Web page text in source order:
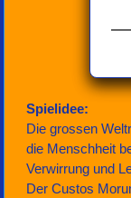
Spielidee:
Die grossen
die Menschheit
Verwirrung und
Der Custos